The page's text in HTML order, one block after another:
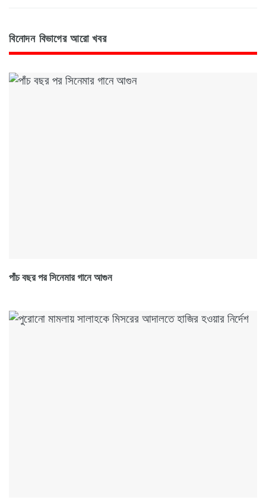
বিনোদন বিভাগের আরো খবর
পাঁচ বছর পর সিনেমার গানে আগুন